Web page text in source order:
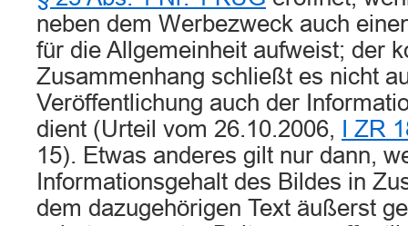
neben dem Werbezweck auch
für die Allgemeinheit aufweist; der
Zusammenhang schließt es nicht
Veröffentlichung auch der
dient (Urteil vom 26.10.2006,
I ZR
15). Etwas anderes gilt nur dann,
Informationsgehalt des Bildes in
dem dazugehörigen Text äußerst